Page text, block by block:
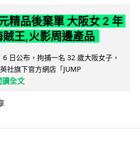
精品後棄單 大阪女 2 年
王,火影周邊產品
日公布，拘捕一名 32 歲大阪女子，
社旗下官方網店「JUMP
讀全文